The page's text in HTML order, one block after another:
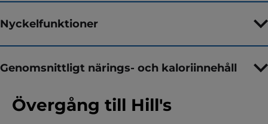
Nyckelfunktioner
Genomsnittligt närings- och kaloriinnehåll
Övergång till Hill's